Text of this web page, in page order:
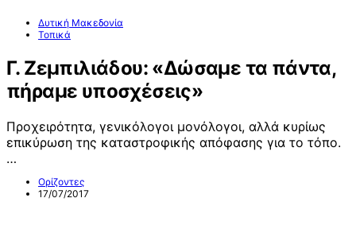
Δυτική Μακεδονία
Τοπικά
Γ. Ζεμπιλιάδου: «Δώσαμε τα πάντα,
πήραμε υποσχέσεις»
Προχειρότητα, γενικόλογοι μονόλογοι, αλλά κυρίως
επικύρωση της καταστροφικής απόφασης για το τόπο.
…
Ορίζοντες
17/07/2017